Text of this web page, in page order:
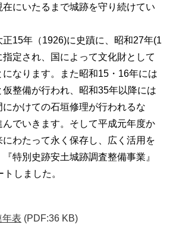
にいたるまで城跡を守り続けてい
15年（1926)に史蹟に、昭和27年(1
定され、国によって文化財として
なります。また昭和15・16年には
整備が行われ、昭和35年以降には
かけての石垣修理が行われるな
んでいきます。そして平成元年度か
わたって永く保存し、広く活用を
特別史跡安土城跡調査整備事業』
しました。
年表 (PDF:36 KB)